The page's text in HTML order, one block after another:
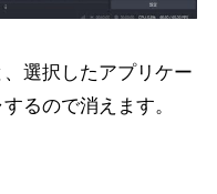
選択したアプリケー
るので消えます。